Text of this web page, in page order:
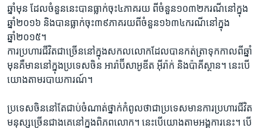
ឆ្នាំ​មុន​ ដែល​ចំនួន​នេះ​បាន​ធ្លាក់​ចុះ​៤ភាគរយ ពី​ចំនួន១០៣២ករណី​នៅក្នុង​
ឆ្នាំ២០១៦ និង​បាន​ធ្លាក់ចុះ៣៩ភាគរយ​ពី​ចំនួន១៦៣៤ករណី​នៅក្នុង​
ឆ្នាំ២០១៥។
ការប្រហារជីវិត​ជាច្រើន​នៅក្នុង​សកលលោក​ដែល​បាន​កត់ត្រាទុក​កាល​ពី​ឆ្នាំ
មុន​គឺ​មាន​នៅក្នុង​ប្រទេសចិន​ អារ៉ាប៊ីសាអូឌីត​ អ៊ីរ៉ាក់​ និង​ប៉ាគីស្ថាន។ នេះ​បើ​
យោង​តាម​របាយការណ៍។
ប្រទេសចិន​នៅ​តែ​ជាប់​ចំណាត់​ថ្នាក់​កំពូល​ថា​ជា​ប្រទេស​មាន​ការ​ប្រហារជីវិត​
មនុស្ស​ច្រើន​ជាងគេ​នៅក្នុង​ពិភពលោក។ នេះ​បើ​យោង​តាម​អង្គការ​នេះ។ បើ